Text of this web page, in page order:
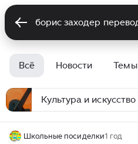
Всё Новости Темы
Культура и искусство
Школьные посиделки1 год